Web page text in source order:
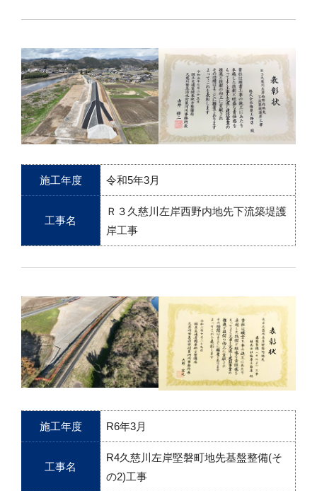
施工年度 令和5年3月
工事名
Ｒ３久慈川左岸西野内地先下流築堤護
岸工事
施工年度 R6年3月
工事名
R4久慈川左岸堅磐町地先基盤整備(そ
の2)工事